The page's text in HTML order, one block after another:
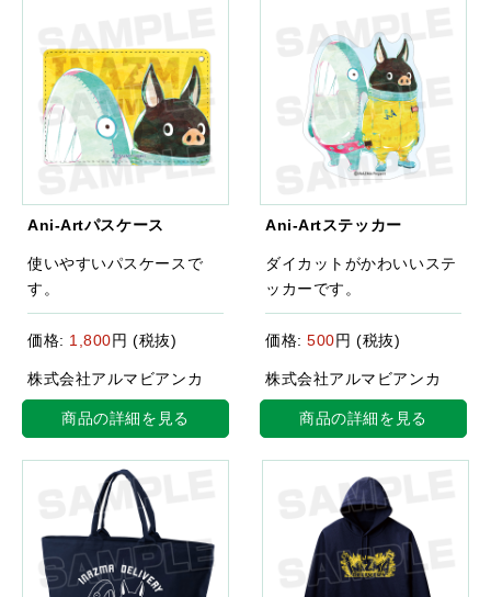
Ani-Artパスケース
使いやすいパスケースで
す。
価格: 1,800円 (税抜)
株式会社アルマビアンカ
商品の詳細を見る
Ani-Artステッカー
ダイカットがかわいいステ
ッカーです。
価格:500円 (税抜)
株式会社アルマビアンカ
商品の詳細を見る